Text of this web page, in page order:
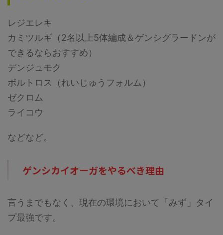
レジエレキ
カミツルギ（2名以上5体編成＆ゲンシグラードンが
できるならおすすめ）
デンジュモク
ボルトロス（れいじゅうフォルム）
ゼクロム
ライコウ
などなど。
ゲンシカイオーガをやるべき理由
言うまでもなく、現在の環境において「みず」タイ
プ最強です。